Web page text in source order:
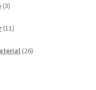
33
1111
2626